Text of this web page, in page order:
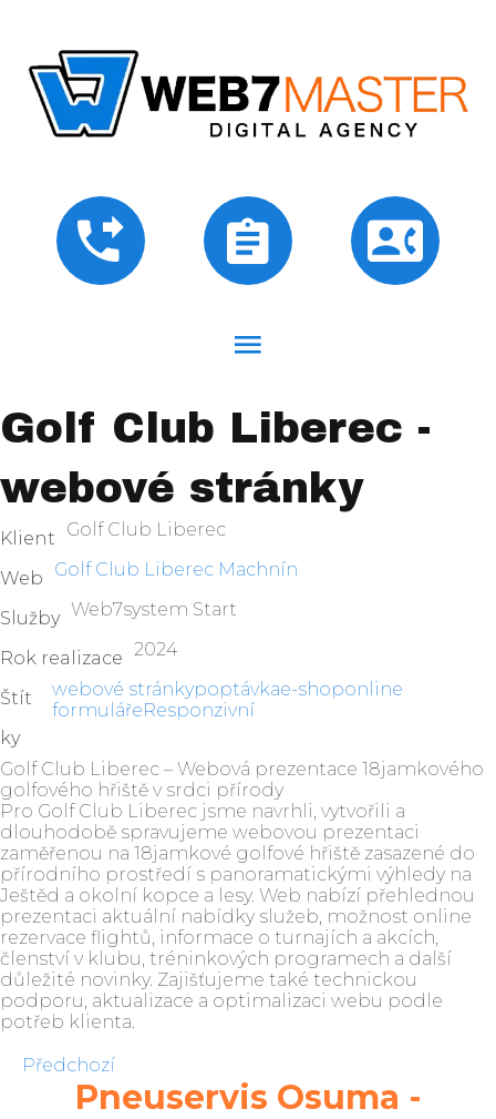
Golf Club Liberec -
webové stránky
Klient Golf Club Liberec
Web Golf Club Liberec Machnín
Služby Web7system Start
Rok realizace 2024
Štít
ky
webové stránkypoptávkae-shoponline
formulářeResponzivní
Golf Club Liberec – Webová prezentace 18jamkového
golfového hřiště v srdci přírody
Pro Golf Club Liberec jsme navrhli, vytvořili a
dlouhodobě spravujeme webovou prezentaci
zaměřenou na 18jamkové golfové hřiště zasazené do
přírodního prostředí s panoramatickými výhledy na
Ještěd a okolní kopce a lesy. Web nabízí přehlednou
prezentaci aktuální nabídky služeb, možnost online
rezervace flightů, informace o turnajích a akcích,
členství v klubu, tréninkových programech a další
důležité novinky. Zajišťujeme také technickou
podporu, aktualizace a optimalizaci webu podle
potřeb klienta.
Předchozí
Pneuservis Osuma -